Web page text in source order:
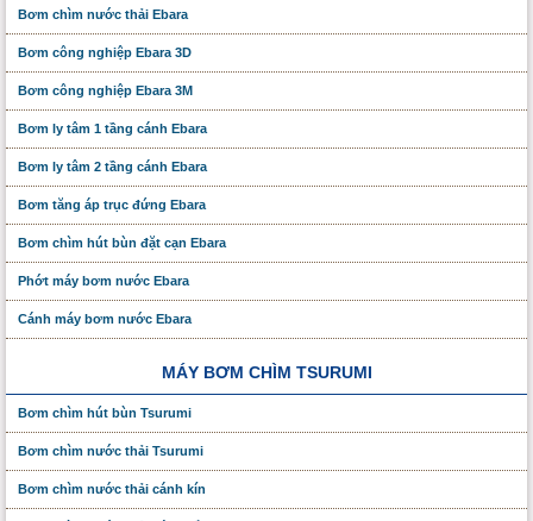
Bơm chìm nước thải Ebara
Bơm công nghiệp Ebara 3D
Bơm công nghiệp Ebara 3M
Bơm ly tâm 1 tầng cánh Ebara
Bơm ly tâm 2 tầng cánh Ebara
Bơm tăng áp trục đứng Ebara
Bơm chìm hút bùn đặt cạn Ebara
Phớt máy bơm nước Ebara
Cánh máy bơm nước Ebara
MÁY BƠM CHÌM TSURUMI
Bơm chìm hút bùn Tsurumi
Bơm chìm nước thải Tsurumi
Bơm chìm nước thải cánh kín